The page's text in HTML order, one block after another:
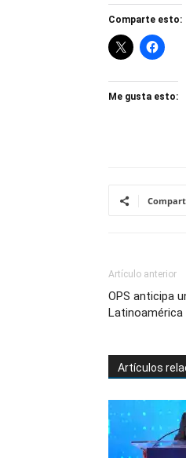
Comparte esto:
Me gusta esto:
Artículo anterior
OPS anticipa
Latinoamérica
Artículos